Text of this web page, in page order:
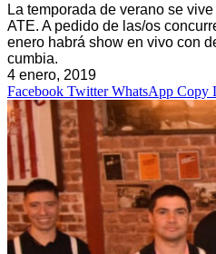
La temporada de verano se
ATE. A pedido de las/os
enero habrá show en vivo con
cumbia.
4 enero, 2019
Facebook Twitter WhatsApp Copy